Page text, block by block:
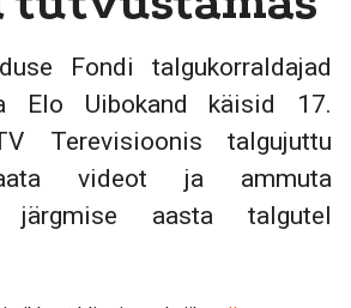
Fondi talgukorraldajad
Elo Uibokand käisid 17.
Terevisioonis talgujuttu
videot ja ammuta
järgmise aasta talgutel